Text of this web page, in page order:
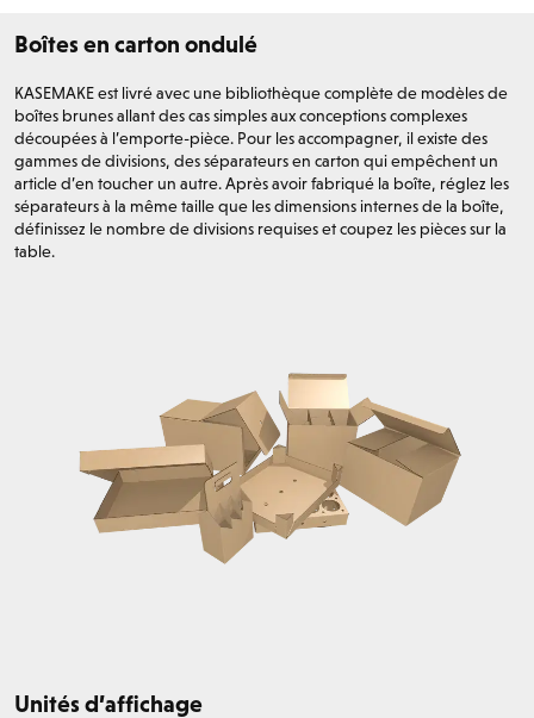
Boîtes en carton ondulé
KASEMAKE est livré avec une bibliothèque complète de modèles de
boîtes brunes allant des cas simples aux conceptions complexes
découpées à l’emporte-pièce. Pour les accompagner, il existe des
gammes de divisions, des séparateurs en carton qui empêchent un
article d’en toucher un autre. Après avoir fabriqué la boîte, réglez les
séparateurs à la même taille que les dimensions internes de la boîte,
définissez le nombre de divisions requises et coupez les pièces sur la
table.
Unités d’affichage